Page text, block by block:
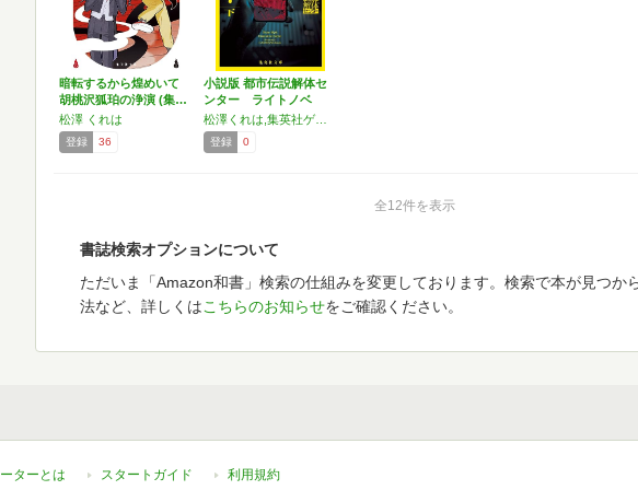
暗転するから煌めいて
胡桃沢狐珀の浄演 (集…
松澤 くれは
登録 36
小説版 都市伝説解体セ
ンター ライトノベ
ル …
松澤くれは,集英社ゲームズ／『都市伝説解体センター』
登録 0
全12件を表示
書誌検索オプションについて
ただいま「Amazon和書」検索の仕組みを変更しております。検索で本が見つか
法など、詳しくはこちらのお知らせをご確認ください。
ターとは スタートガイド 利用規約